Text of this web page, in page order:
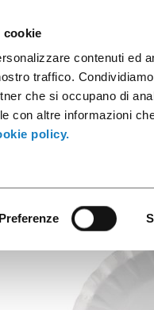
cookie
contenuti ed
traffico.
che si occupano di
con altre informazioni
policy.
Preferenze
caffè